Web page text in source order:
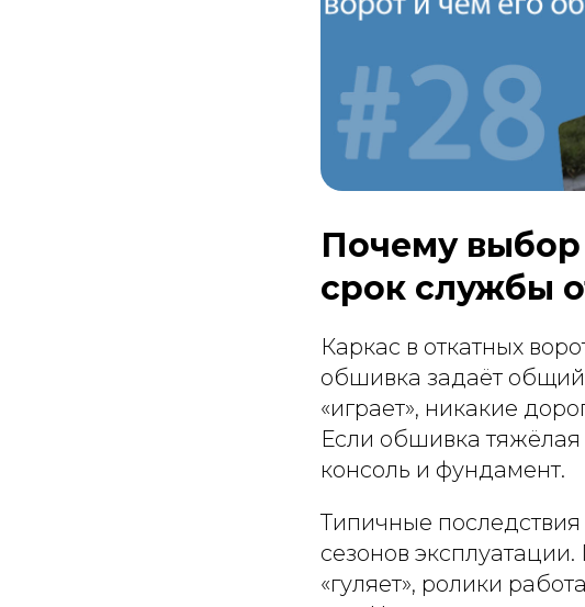
Почему
срок службы
Каркас в откатных
обшивка задаёт
«играет», никакие
Если обшивка тяжёлая
консоль и фундамент.
Типичные
сезонов
«гуляет», ролики